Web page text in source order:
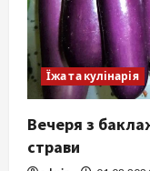
Їжа та кулінарія
Вечеря з
страви